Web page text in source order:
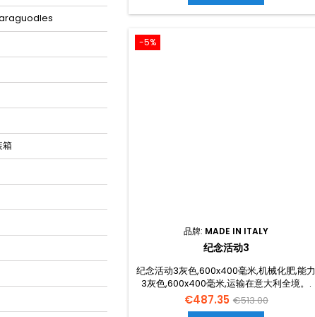
箱
convection oven oven convection oven
oven convection oven le oven
convection oven con oven convection
-5%
品牌: MADE IN ITALY
纪念活动3
纪念活动3灰色,600x400毫米,机械化肥,能力
3灰色,600x400毫米,运输在意大利全境。.
饭: 职能:
€487.35 €513.00